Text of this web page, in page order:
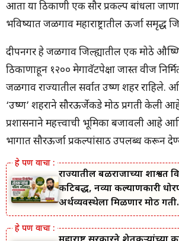
आता या ठिकाणी एक सौर प्रकल्प बांधला
भविष्यात जळगाव महाराष्ट्रातील ऊर्जा समृद्ध
दीपनगर हे जळगाव जिल्ह्यातील एक मोठे
ठिकाणाहून १२०० मेगावॅटपेक्षा जास्त वीज
जळगाव राज्यातील सर्वात उष्ण शहर राहिले.
‘उष्ण’ शहराने सौरऊर्जेकडे मोठी प्रगती केली
प्रशासनाने महत्त्वाची भूमिका बजावली आहे
भागात सौरऊर्जा प्रकल्पांसाठी उपलब्ध
राज्यातील बळीराजाच्या शाश्वत
कटिबद्ध, नव्या कल्याणकारी
अर्थव्यवस्थेला मिळणार मोठी गती.